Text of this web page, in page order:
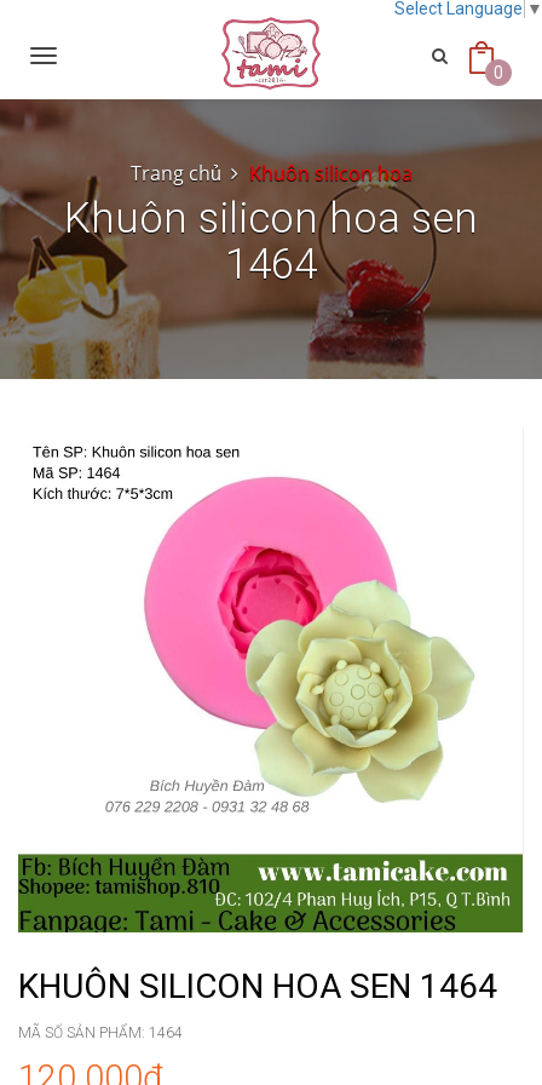
Select Language ▼
0
Toggle
Trang chủ Khuôn silicon hoa
Khuôn silicon hoa sen
1464
KHUÔN SILICON HOA SEN 1464
MÃ SỐ SẢN PHẨM: 1464